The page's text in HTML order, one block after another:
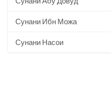
Сунани Ибн Можа
Сунани Насои